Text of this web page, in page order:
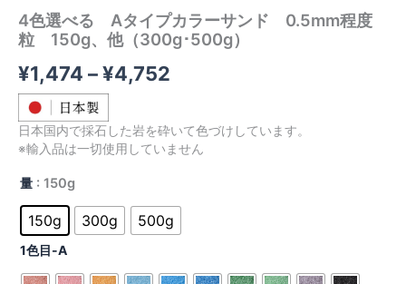
4色選べる Aタイプカラーサンド 0.5mm程度
粒 150g、他（300g･500g）
¥1,474 –¥4,752
帯:
–
¥4,752
日本国内で採石した岩を砕いて色づけしています。
※輸入品は一切使用していません
量 : 150g
150g 300g 500g
1色目-A